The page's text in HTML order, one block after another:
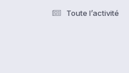
Toute l’activité